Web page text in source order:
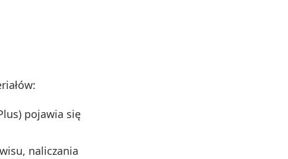
pojawia się
naliczania